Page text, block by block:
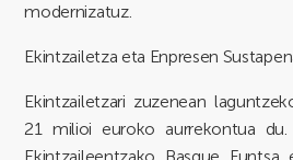
modernizatuz.
Ekintzailetza eta Enpresen
Ekintzailetzari zuzenean
21 milioi euroko aurrekontua